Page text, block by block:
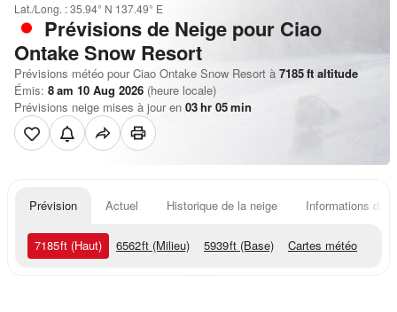
Lat./Long. :35.94° N 137.49° E
Prévisions de Neige pour Ciao
Ontake Snow Resort
Prévisions météo pour Ciao Ontake Snow Resort à 7185ft altitude
Émis: 8 am 10 Aug 2026 (heure locale)
Prévisions neige mises à jour en 03hr 05min
Prévision Actuel Historique de la neige Informations du
7185ft (Haut) 6562ft (Milieu) 5939ft (Base) Cartes météo